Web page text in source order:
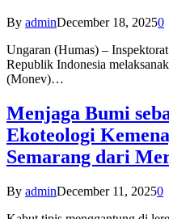
By adminDecember 18, 20250
Ungaran (Humas) –
Republik Indonesia
(Monev)…
Menjaga Bumi
Ekoteologi
Semarang dari
By adminDecember 11, 20250